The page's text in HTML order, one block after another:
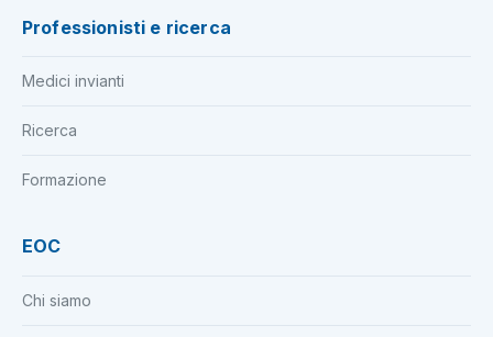
Professionisti e ricerca
Medici invianti
Ricerca
Formazione
EOC
Chi siamo